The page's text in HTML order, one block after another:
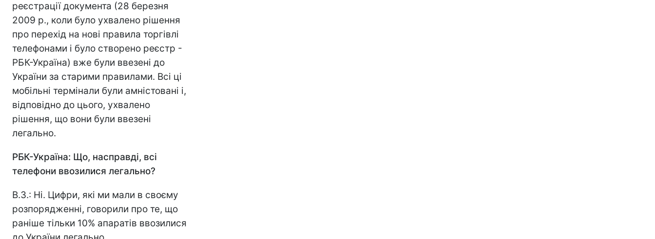
реєстрації документа (28 березня
2009 р., коли було ухвалено рішення
про перехід на нові правила торгівлі
телефонами і було створено реєстр -
РБК-Україна) вже були ввезені до
України за старими правилами. Всі ці
мобільні термінали були амністовані і,
відповідно до цього, ухвалено
рішення, що вони були ввезені
легально.
РБК-Україна: Що, насправді, всі
телефони ввозилися легально?
В.З.: Ні. Цифри, які ми мали в своєму
розпорядженні, говорили про те, що
раніше тільки 10% апаратів ввозилися